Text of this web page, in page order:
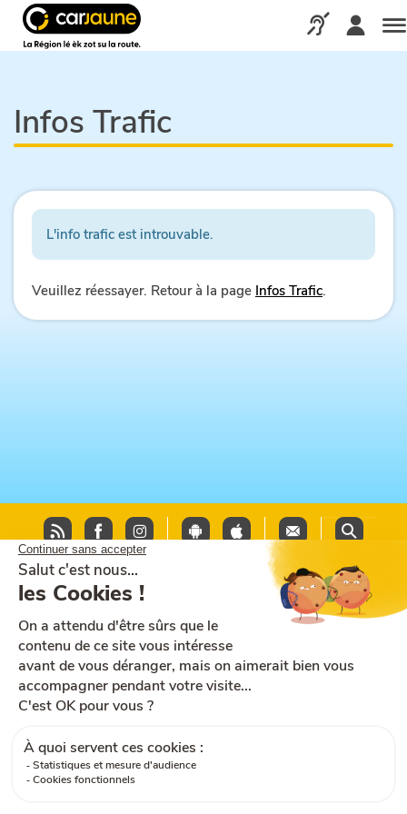
jaune
Appelez-nous
Infos Trafic
L'info trafic est introuvable.
Veuillez réessayer. Retour à la page Infos Trafic.
Plan du site Aide et accessibilité
Mentions légales CGU
CGV Cookies
RGPD